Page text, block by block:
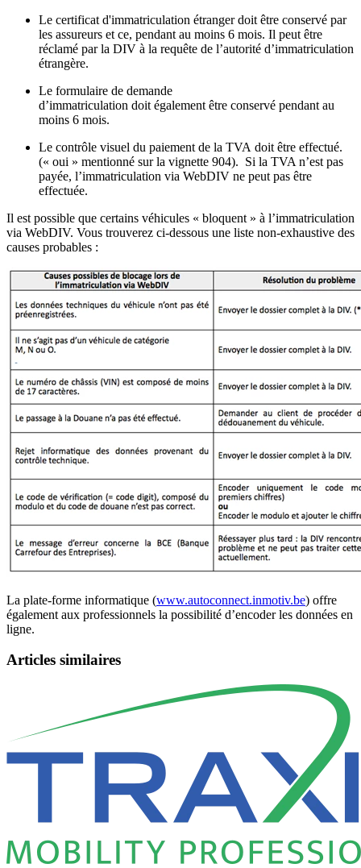
Le certificat d'immatriculation étranger doit être conservé par
les assureurs et ce, pendant au moins 6 mois. Il peut être
réclamé par la DIV à la requête de l’autorité d’immatriculation
étrangère.
Le formulaire de demande
d’immatriculation doit également être conservé pendant au
moins 6 mois.
Le contrôle visuel du paiement de la TVA doit être effectué.
(« oui » mentionné sur la vignette 904). Si la TVA n’est pas
payée, l’immatriculation via WebDIV ne peut pas être
effectuée.
Il est possible que certains véhicules « bloquent » à l’immatriculation
via WebDIV. Vous trouverez ci-dessous une liste non-exhaustive des
causes probables :
La plate-forme informatique (www.autoconnect.inmotiv.be) offre
également aux professionnels la possibilité d’encoder les données en
ligne.
Articles similaires